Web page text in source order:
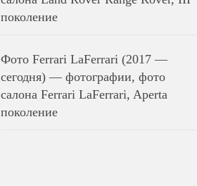
поколение
Фото Ferrari LaFerrari (2017 —
сегодня) — фотографии, фото
салона Ferrari LaFerrari, Aperta
поколение